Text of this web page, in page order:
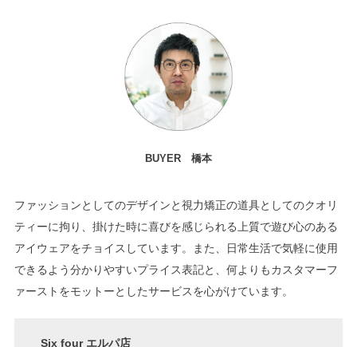
BUYER 橋本
ファッションとしてのデザインと視力矯正の道具としてのクオリ
ティーに拘り、掛けた時に喜びを感じられる上質で遊び心のある
アイウェアをチョイスしています。また、日常生活で気軽に使用
できるよう分かりやすいプライス表記と、何よりもカスタマーフ
ァーストをモットーとしたサービスを心がけています。
Six four エルパ店